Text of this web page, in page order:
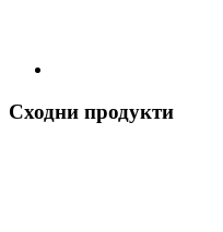
Сходни продукти